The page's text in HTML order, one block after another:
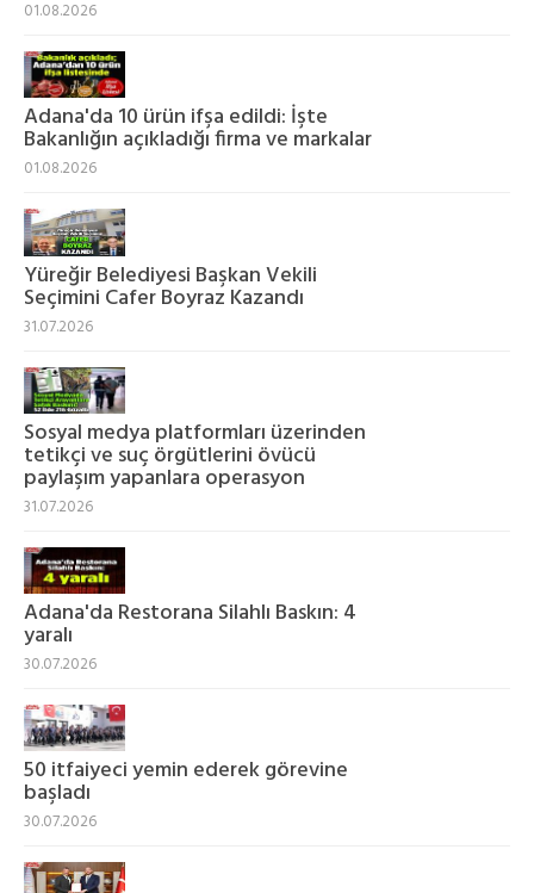
01.08.2026
Adana'da 10 ürün ifşa edildi: İşte
Bakanlığın açıkladığı firma ve markalar
01.08.2026
Yüreğir Belediyesi Başkan Vekili
Seçimini Cafer Boyraz Kazandı
31.07.2026
Sosyal medya platformları üzerinden
tetikçi ve suç örgütlerini övücü
paylaşım yapanlara operasyon
31.07.2026
Adana'da Restorana Silahlı Baskın: 4
yaralı
30.07.2026
50 itfaiyeci yemin ederek görevine
başladı
30.07.2026